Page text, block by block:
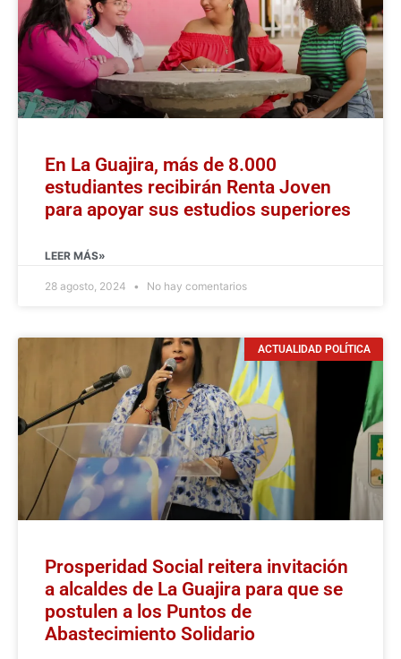
En La Guajira, más de 8.000
estudiantes recibirán Renta Joven
para apoyar sus estudios superiores
LEER MÁS»
28 agosto, 2024 No hay comentarios
ACTUALIDAD POLÍTICA
Prosperidad Social reitera invitación
a alcaldes de La Guajira para que se
postulen a los Puntos de
Abastecimiento Solidario